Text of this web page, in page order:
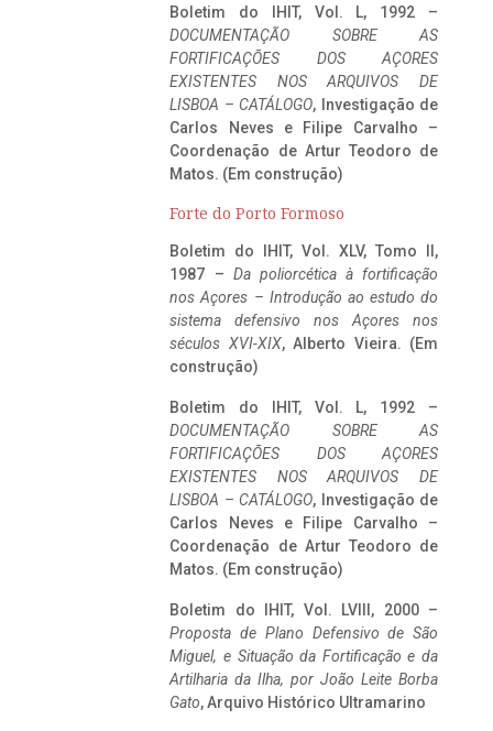
Boletim do IHIT, Vol. L, 1992 –
DOCUMENTAÇÃO SOBRE AS
FORTIFICAÇÕES DOS AÇORES
EXISTENTES NOS ARQUIVOS DE
LISBOA – CATÁLOGO, Investigação de
Carlos Neves e Filipe Carvalho –
Coordenação de Artur Teodoro de
Matos. (Em construção)
Forte do Porto Formoso
Boletim do IHIT, Vol. XLV, Tomo II,
1987 – Da poliorcética à fortificação
nos Açores – Introdução ao estudo do
sistema defensivo nos Açores nos
séculos XVI-XIX, Alberto Vieira. (Em
construção)
Boletim do IHIT, Vol. L, 1992 –
DOCUMENTAÇÃO SOBRE AS
FORTIFICAÇÕES DOS AÇORES
EXISTENTES NOS ARQUIVOS DE
LISBOA – CATÁLOGO, Investigação de
Carlos Neves e Filipe Carvalho –
Coordenação de Artur Teodoro de
Matos. (Em construção)
Boletim do IHIT, Vol. LVIII, 2000 –
Proposta de Plano Defensivo de São
Miguel, e Situação da Fortificação e da
Artilharia da Ilha, por João Leite Borba
Gato, Arquivo Histórico Ultramarino